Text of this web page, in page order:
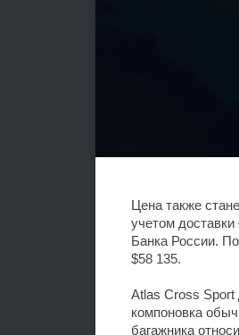
Цена также
учетом
Банка России.
$58 135.
Atlas Cross Sport
компоновка
багажника